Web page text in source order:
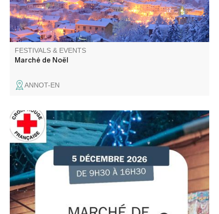
FESTIVALS & EVENTS
Marché de Noël
ANNOT-EN
Participez aux actions de la Croix Rouge Française locale
et venez rencontrer l'équipe des bénévoles. De bonnes
affaires sur le marché avant l'arrivée des fêtes.